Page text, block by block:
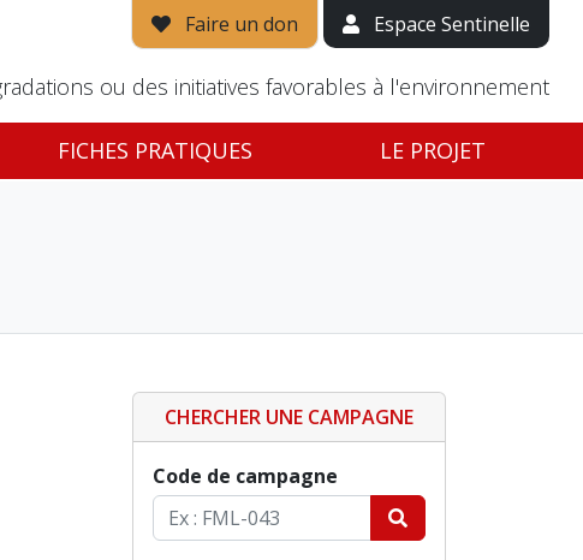
Faire un don Espace Sentinelle
ou des initiatives favorables à l'environnement
FICHES PRATIQUES LE PROJET
CHERCHER UNE CAMPAGNE
Code de campagne